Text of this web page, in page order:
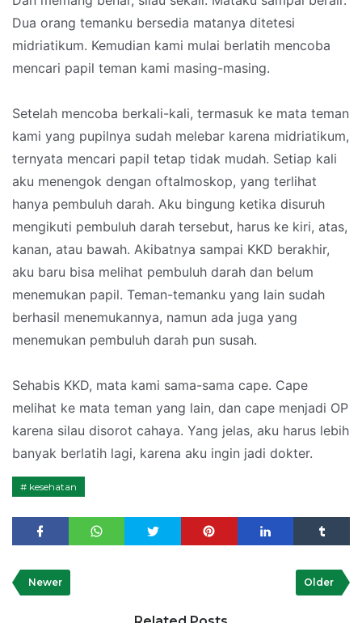
Dua orang temanku bersedia matanya ditetesi
midriatikum. Kemudian kami mulai berlatih mencoba
mencari papil teman kami masing-masing.
Setelah mencoba berkali-kali, termasuk ke mata teman
kami yang pupilnya sudah melebar karena midriatikum,
ternyata mencari papil tetap tidak mudah. Setiap kali
aku menengok dengan oftalmoskop, yang terlihat
hanya pembuluh darah. Aku bingung ketika disuruh
mengikuti pembuluh darah tersebut, harus ke kiri, atas,
kanan, atau bawah. Akibatnya sampai KKD berakhir,
aku baru bisa melihat pembuluh darah dan belum
menemukan papil. Teman-temanku yang lain sudah
berhasil menemukannya, namun ada juga yang
menemukan pembuluh darah pun susah.
Sehabis KKD, mata kami sama-sama cape. Cape
melihat ke mata teman yang lain, dan cape menjadi OP
karena silau disorot cahaya. Yang jelas, aku harus lebih
banyak berlatih lagi, karena aku ingin jadi dokter.
kesehatan
Newer Older